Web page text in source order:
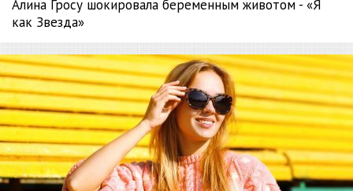
Алина Гросу шокировала беременным животом - «Я
как Звезда»